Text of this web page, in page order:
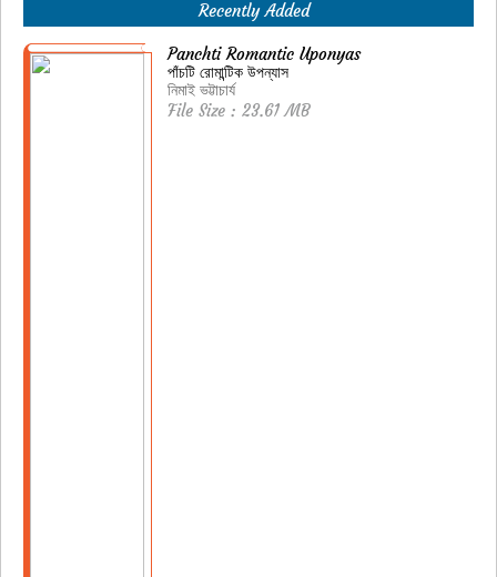
Recently Added
Panchti Romantic Uponyas
পাঁচটি রোমান্টিক উপন্যাস
নিমাই ভট্টাচার্য
File Size : 23.61 MB